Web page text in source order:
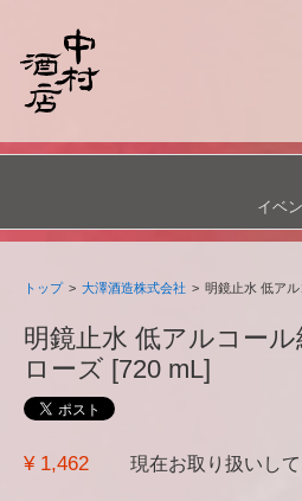
イベ
トップ > 大澤酒造株式会社 > 明鏡止水 低ア
明鏡止水 低アルコー
ローズ [720 mL]
¥ 1,462 現在お取り扱いして